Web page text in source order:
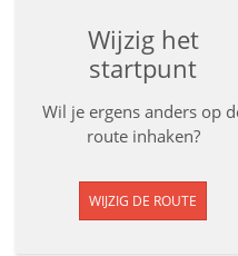
Wijzig het
startpunt
Wil je ergens anders op
route inhaken?
WIJZIG DE ROUTE